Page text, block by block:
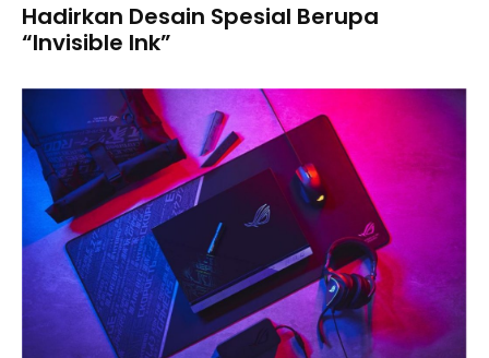
Hadirkan Desain Spesial Berupa
“Invisible Ink”